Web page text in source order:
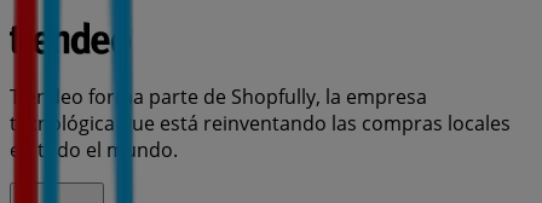
Tiendeo forma parte de Shopfully, la empresa
tecnológica que está reinventando las compras locales
en todo el mundo.